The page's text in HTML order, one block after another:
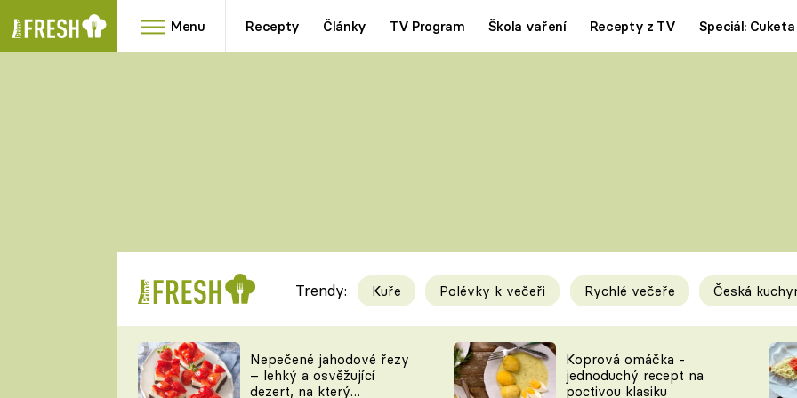
Menu Recepty Články TV Program Škola vaření Recepty z TV Speciál: Cuketa
RYCHLOVKY
Videorecepty
TEĎ VAŘÍ ŠÉF!
Tipy a triky
KAM ZA JÍDLEM
Trendy: Kuře Polévky k večeři Rychlé večeře Česká
Nepečené jahodové řezy
– lehký a osvěžující
dezert, na který
Koprová omáčka -
jednoduchý recept na
poctivou klasiku